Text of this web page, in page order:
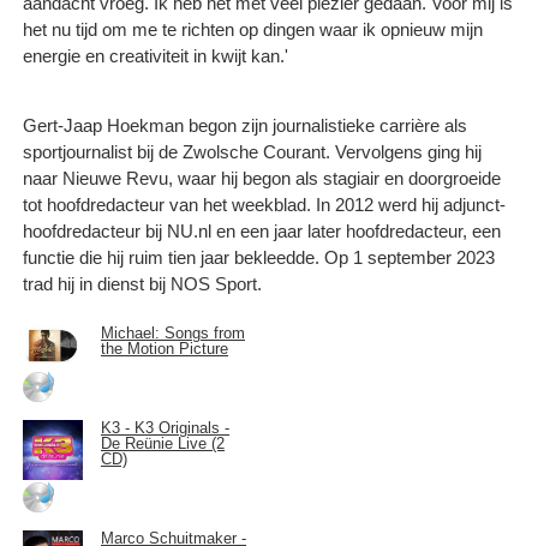
het nu tijd om me te richten op dingen waar ik opnieuw mijn
energie en creativiteit in kwijt kan.'
Gert-Jaap Hoekman begon zijn journalistieke carrière als
sportjournalist bij de Zwolsche Courant. Vervolgens ging hij
naar Nieuwe Revu, waar hij begon als stagiair en doorgroeide
tot hoofdredacteur van het weekblad. In 2012 werd hij adjunct-
hoofdredacteur bij NU.nl en een jaar later hoofdredacteur, een
functie die hij ruim tien jaar bekleedde. Op 1 september 2023
trad hij in dienst bij NOS Sport.
Michael: Songs from
the Motion Picture
K3 - K3 Originals -
De Reünie Live (2
CD)
Marco Schuitmaker -